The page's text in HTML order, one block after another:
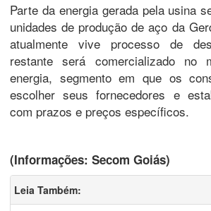
Parte da energia gerada pela usina
unidades de produção de aço da
atualmente vive processo de
restante será comercializado no
energia, segmento em que os
escolher seus fornecedores e
com prazos e preços específicos.
(Informações: Secom Goiás)
Leia Também: